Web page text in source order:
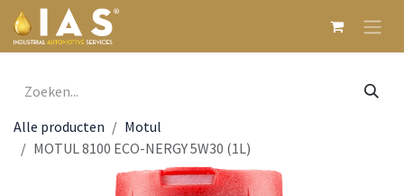
Overslaan naar inhoud
Alle producten
Motul
MOTUL 8100 ECO-NERGY 5W30 (1L)